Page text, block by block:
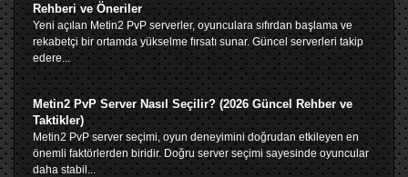
Rehberi ve Öneriler
Yeni açılan Metin2 PvP serverler, oyunculara sıfırdan başlama ve
rekabetçi bir ortamda yükselme fırsatı sunar. Güncel serverleri takip
edere...
Metin2 PvP Server Nasıl Seçilir? (2026 Güncel Rehber ve
Taktikler)
Metin2 PvP server seçimi, oyun deneyimini doğrudan etkileyen en
önemli faktörlerden biridir. Doğru server seçimi sayesinde oyuncular
daha stabil...